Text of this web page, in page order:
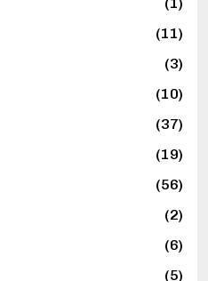
(11)
(3)
(10)
(37)
(19)
(56)
(2)
(6)
(5)